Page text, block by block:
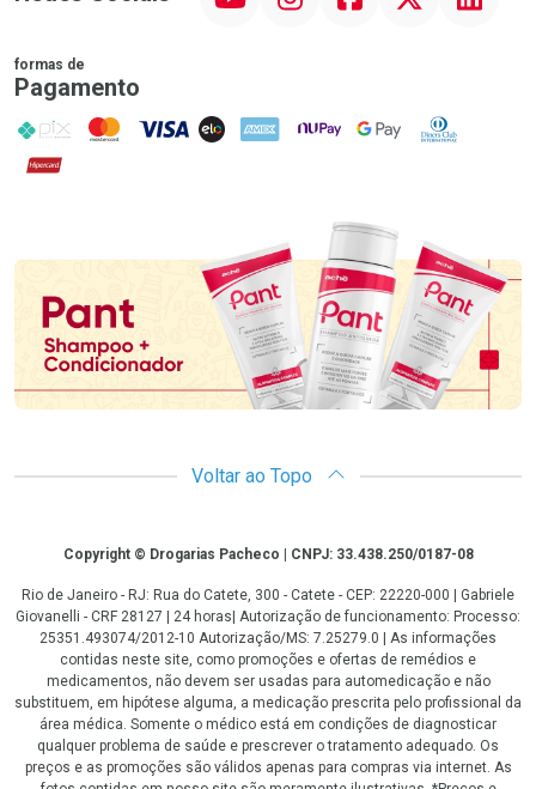
formas de
Pagamento
PIX MasterCard
VISA ELO AMEX NuPay Google PayDiners Club
Hipercard
Promoção em Destaque
Voltar ao Topo
CopyrightCopyright © Drogarias Pacheco | CNPJ: 33.438.250/0187-08
Rio de Janeiro - RJ: Rua do Catete, 300 - Catete - CEP: 22220-000 | Gabriele
Giovanelli - CRF 28127 | 24 horas| Autorização de funcionamento: Processo:
25351.493074/2012-10 Autorização/MS: 7.25279.0 | As informações
contidas neste site, como promoções e ofertas de remédios e
medicamentos, não devem ser usadas para automedicação e não
substituem, em hipótese alguma, a medicação prescrita pelo profissional da
área médica. Somente o médico está em condições de diagnosticar
qualquer problema de saúde e prescrever o tratamento adequado. Os
preços e as promoções são válidos apenas para compras via internet. As